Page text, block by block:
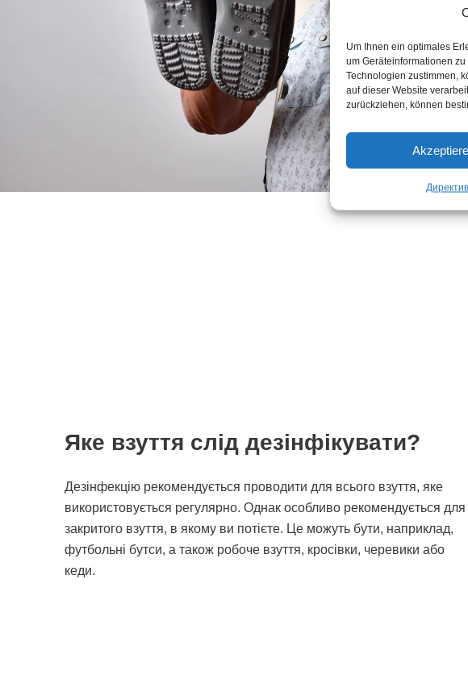
Um Ihnen ein optimales
um Geräteinformationen
Technologien zustimmen,
auf dieser Website
zurückziehen, können
Яке взуття слід дезінфікувати?
Дезінфекцію рекомендується проводити для всього взуття, яке
використовується регулярно. Однак особливо рекомендується для
закритого взуття, в якому ви потієте. Це можуть бути, наприклад,
футбольні бутси, а також робоче взуття, кросівки, черевики або
кеди.